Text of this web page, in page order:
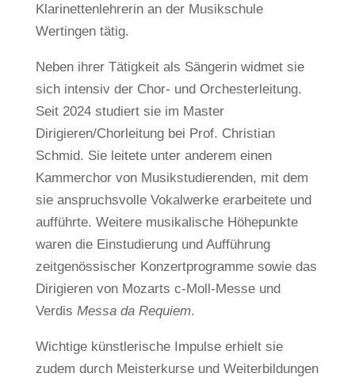
Klarinettenlehrerin an der Musikschule
Wertingen tätig.
Neben ihrer Tätigkeit als Sängerin widmet sie
sich intensiv der Chor- und Orchesterleitung.
Seit 2024 studiert sie im Master
Dirigieren/Chorleitung bei Prof. Christian
Schmid. Sie leitete unter anderem einen
Kammerchor von Musikstudierenden, mit dem
sie anspruchsvolle Vokalwerke erarbeitete und
aufführte. Weitere musikalische Höhepunkte
waren die Einstudierung und Aufführung
zeitgenössischer Konzertprogramme sowie das
Dirigieren von Mozarts c-Moll-Messe und
Verdis Messa da Requiem.
Wichtige künstlerische Impulse erhielt sie
zudem durch Meisterkurse und Weiterbildungen